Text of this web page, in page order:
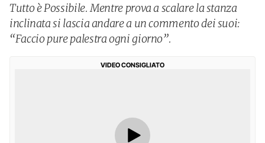
Tutto è Possibile. Mentre prova a scalare la stanza
inclinata si lascia andare a un commento dei suoi:
“Faccio pure palestra ogni giorno”.
VIDEO CONSIGLIATO